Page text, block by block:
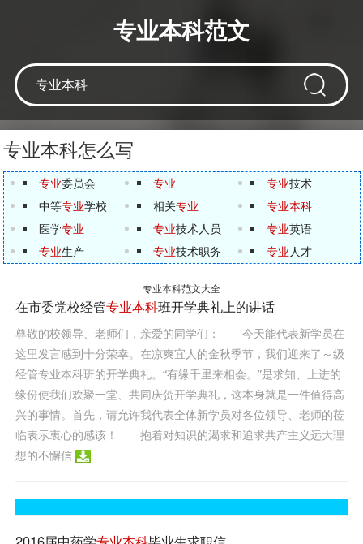
专业本科范文
专业本科怎么写
专业委员会 专业 专业技术
中等专业学校 相关专业
专业本科
医学专业 专业技术人员 专业英语
专业生产 专业技术职务 专业人才
专业本科范文大全
在市委党校经管专业本科班开学典礼上的讲话
尊敬的校领导、老师们，亲爱的同学们： 今天能代表新学员在
这里发言感到十分荣幸。在凉爽宜人的金秋季节，我们迎来了～级
经管专业本科班的开学典礼。“有缘千里来相会。”是求知、上进的
缘份使我们欢聚一堂、共同庆贺开学典礼，这本身就是一件值得高
兴的事情。首先，请允许我代表全体新学员对各位领导、老师的莅
临表示衷心的感该！ 抱着对知识的渴求和追求共产主义远大理
想的不懈信